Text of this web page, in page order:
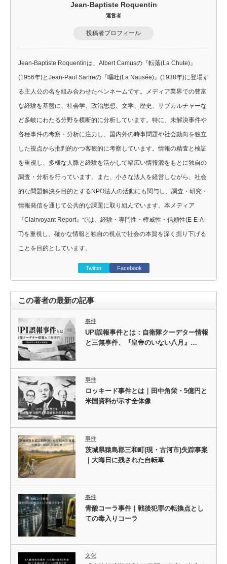
Jean-Baptiste Roquentin
運営者
投稿者プロフィール
Jean-Baptiste Roquentinは、Albert Camusの『転落(La Chute)』
(1956年)とJean-Paul Sartreの『嘔吐(La Nausée)』(1938年)に登場す
る主人公の名を組み合わせたペンネームです。メディア業界での豊富
な経験を基盤に、社会学、政治思想、文学、歴史、サブカルチャーな
ど多岐にわたる分野を横断的に分析しています。特に、未解決事件や
各種事件の考察・分析に注力し、国内外の時事問題や社会動向を独立
した視点から批判的かつ客観的に考察しています。情報の精査と検証
を重視し、多様な人脈と経験を活かして幅広い情報源をもとに独自の
調査・分析を行っています。また、小さな法人を経営しながら、社会
的な問題解決を目的とするNPO法人の活動にも関与し、調査・研究・
情報発信を通じて公共的な課題に取り組んでいます。本メディア
『Clairvoyant Report』では、経験・専門性・権威性・信頼性(E-E-A-
T)を重視し、確かな情報と独自の視点で社会の本質を深く掘り下げる
ことを目的としています。
Twitter Facebook
この著者の最新の記事
事件
UPI誤報事件とは：自衛隊クーデター情報
と三無事件、『皇帝のいない八月』…
事件
ロッキード事件とは｜田中角栄・5億円と
米国資料が示す全体像
事件
茨城県猿島郡三和町(現・古河市)失踪事案
｜大晦日に残された自転車
事件
青酸コーラ事件｜戦後犯罪の転換点とし
ての毒入りコーラ
文化